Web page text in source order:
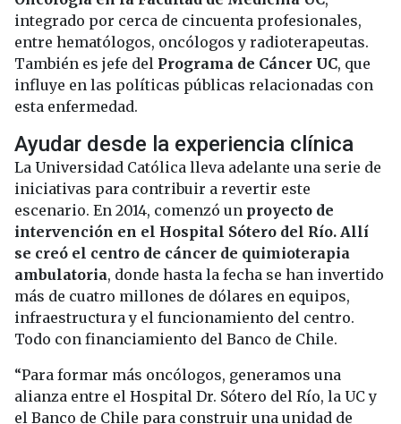
integrado por cerca de cincuenta profesionales,
entre hematólogos, oncólogos y radioterapeutas.
También es jefe del Programa de Cáncer UC, que
influye en las políticas públicas relacionadas con
esta enfermedad.
Ayudar desde la experiencia clínica
La Universidad Católica lleva adelante una serie de
iniciativas para contribuir a revertir este
escenario. En 2014, comenzó un proyecto de
intervención en el Hospital Sótero del Río. Allí
se creó el centro de cáncer de quimioterapia
ambulatoria, donde hasta la fecha se han invertido
más de cuatro millones de dólares en equipos,
infraestructura y el funcionamiento del centro.
Todo con financiamiento del Banco de Chile.
“Para formar más oncólogos, generamos una
alianza entre el Hospital Dr. Sótero del Río, la UC y
el Banco de Chile para construir una unidad de